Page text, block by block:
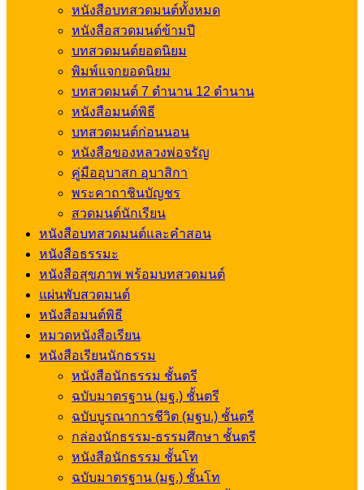
หนังสือบทสวดมนต์ทั้งหมด
หนังสือสวดมนต์ข้ามปี
บทสวดมนต์ยอดนิยม
พิมพ์แจกยอดนิยม
บทสวดมนต์ 7 ตำนาน 12 ตำนาน
หนังสือมนต์พิธี
บทสวดมนต์ก่อนนอน
หนังสือของหลวงพ่อจรัญ
คู่มืออุบาสก อุบาสิกา
พระคาถาชินบัญชร
สวดมนต์นักเรียน
หนังสือบทสวดมนต์และคำสอน
หนังสือธรรมะ
หนังสือสุขภาพ พร้อมบทสวดมนต์
แผ่นพับสวดมนต์
หนังสือมนต์พิธี
หมวดหนังสือเรียน
หนังสือเรียนนักธรรม
หนังสือนักธรรม ชั้นตรี
ฉบับมาตรฐาน (มฐ.) ชั้นตรี
ฉบับบูรณาการชีวิต (มฐบ.) ชั้นตรี
กล่องนักธรรม-ธรรมศึกษา ชั้นตรี
หนังสือนักธรรม ชั้นโท
ฉบับมาตรฐาน (มฐ.) ชั้นโท